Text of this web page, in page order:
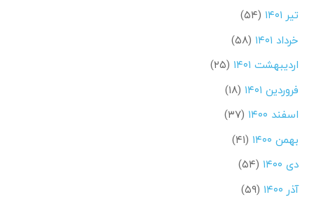
تیر ۱۴۰۱
(۵۴)
خرداد ۱۴۰۱
(۵۸)
اردیبهشت ۱۴۰۱
(۲۵)
فروردین ۱۴۰۱
(۱۸)
اسفند ۱۴۰۰
(۳۷)
بهمن ۱۴۰۰
(۴۱)
دی ۱۴۰۰
(۵۴)
آذر ۱۴۰۰
(۵۹)